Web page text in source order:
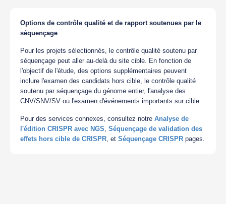
Options de contrôle qualité et de rapport soutenues par le
séquençage
Pour les projets sélectionnés, le contrôle qualité soutenu par
séquençage peut aller au-delà du site cible. En fonction de
l'objectif de l'étude, des options supplémentaires peuvent
inclure l'examen des candidats hors cible, le contrôle qualité
soutenu par séquençage du génome entier, l'analyse des
CNV/SNV/SV ou l'examen d'événements importants sur cible.
Pour des services connexes, consultez notre Analyse de
l'édition CRISPR avec NGS, Séquençage de validation des
effets hors cible de CRISPR, et Séquençage CRISPR pages.